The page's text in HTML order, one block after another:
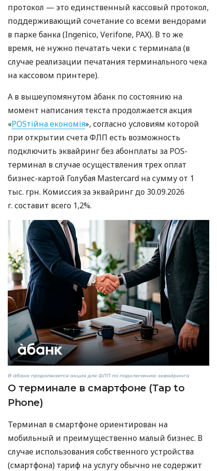
протокол — это единственный кассовый протокол,
поддерживающий сочетание со всеми вендорами
в парке банка (Ingenico, Verifone, PAX). В то же
время, не нужно печатать чеки с терминала (в
случае реализации печатания терминального чека
на кассовом принтере).
А в вышеупомянутом àбанк по состоянию на
момент написания текста продолжается акция
«POSтійна економія», согласно условиям которой
при открытии счета ФЛП есть возможность
подключить эквайринг без абонплаты за POS-
терминал в случае осуществления трех оплат
бизнес-картой Голубая Mastercard на сумму от 1
тыс. грн. Комиссия за эквайринг до 30.09.2026
г. составит всего 1,2%.
В àбанк продолжается акция для ФЛП по подключению эквайринга
О терминале в смартфоне (Tap to
Phone)
Терминал в смартфоне ориентирован на
мобильный и преимущественно малый бизнес. В
случае использования собственного устройства
(смартфона) тариф на услугу обычно не содержит